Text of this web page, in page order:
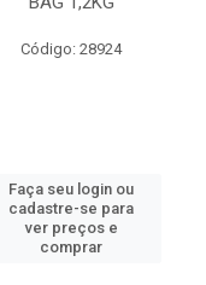
Código: 28924
Faça seu login ou
cadastre-se para
ver preços e
comprar